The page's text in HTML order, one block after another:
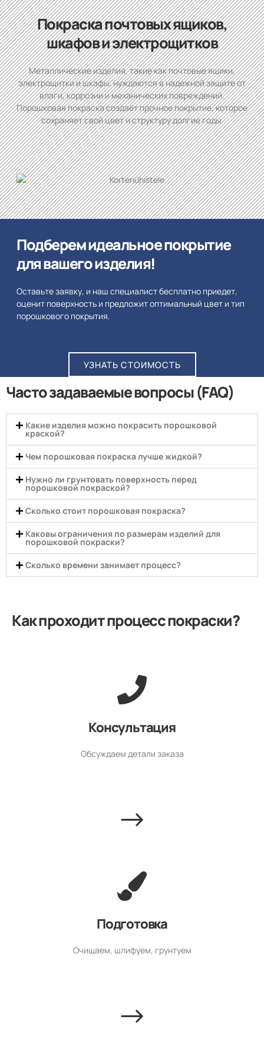
Покраска почтовых ящиков,
шкафов и электрощитков
Металлические изделия, такие как почтовые ящики,
электрощитки и шкафы, нуждаются в надежной защите от
влаги, коррозии и механических повреждений.
Порошковая покраска создаёт прочное покрытие, которое
сохраняет свой цвет и структуру долгие годы.
Подберем идеальное покрытие
для вашего изделия!
Оставьте заявку, и наш специалист бесплатно приедет,
оценит поверхность и предложит оптимальный цвет и тип
порошкового покрытия.
УЗНАТЬ СТОИМОСТЬ
Часто задаваемые вопросы (FAQ)
Какие изделия можно покрасить порошковой
краской?
Чем порошковая покраска лучше жидкой?
Нужно ли грунтовать поверхность перед
порошковой покраской?
Сколько стоит порошковая покраска?
Каковы ограничения по размерам изделий для
порошковой покраски?
Сколько времени занимает процесс?
Как проходит процесс покраски?
Консультация
Обсуждаем детали заказа
Подготовка
Очищаем, шлифуем, грунтуем